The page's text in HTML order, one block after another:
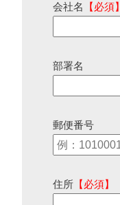
会社名 【必須】
部署名
郵便番号
住所 【必須】